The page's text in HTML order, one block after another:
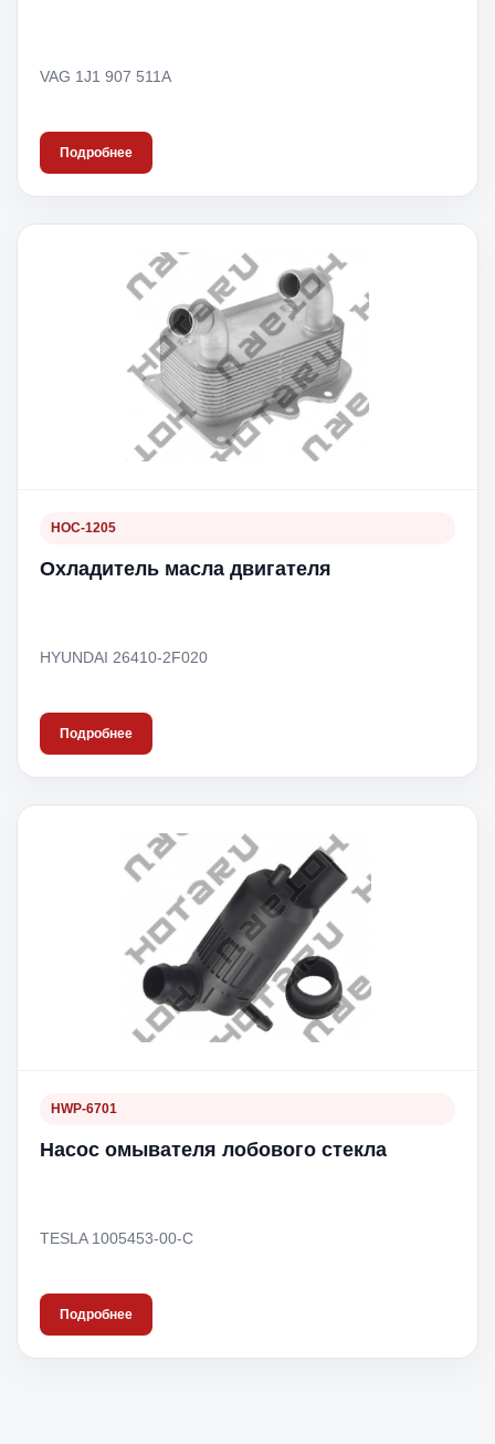
VAG 1J1 907 511A
Подробнее
HOC-1205
Охладитель масла двигателя
HYUNDAI 26410-2F020
Подробнее
HWP-6701
Насос омывателя лобового стекла
TESLA 1005453-00-C
Подробнее